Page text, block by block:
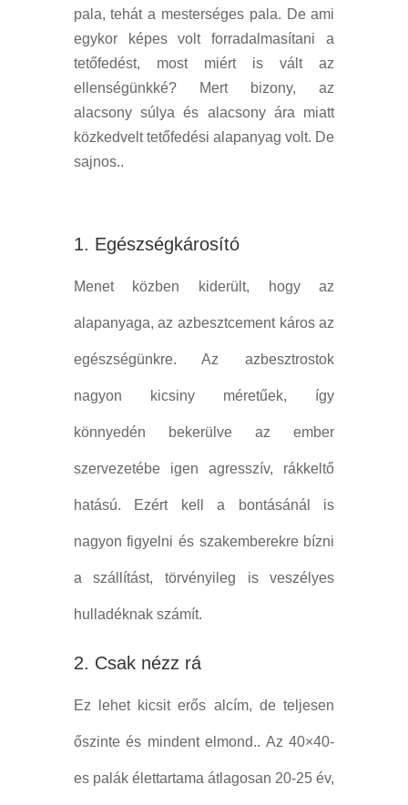
pala, tehát a mesterséges pala. De ami
egykor képes volt forradalmasítani a
tetőfedést, most miért is vált az
ellenségünkké? Mert bizony, az
alacsony súlya és alacsony ára miatt
közkedvelt tetőfedési alapanyag volt. De
sajnos..
1. Egészségkárosító
Menet közben kiderült, hogy az
alapanyaga, az azbesztcement káros az
egészségünkre. Az azbesztrostok
nagyon kicsiny méretűek, így
könnyedén bekerülve az ember
szervezetébe igen agresszív, rákkeltő
hatású. Ezért kell a bontásánál is
nagyon figyelni és szakemberekre bízni
a szállítást, törvényileg is veszélyes
hulladéknak számít.
2. Csak nézz rá
Ez lehet kicsit erős alcím, de teljesen
őszinte és mindent elmond.. Az 40×40-
es palák élettartama átlagosan 20-25 év,